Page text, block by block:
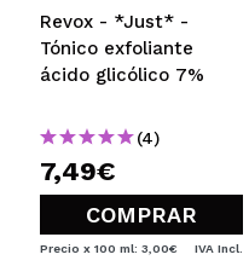
Revox - *Just* -
Tónico exfoliante
ácido glicólico 7%
(4)
7,49€
COMPRAR
Precio x 100 ml: 3,00€ IVA Incl.